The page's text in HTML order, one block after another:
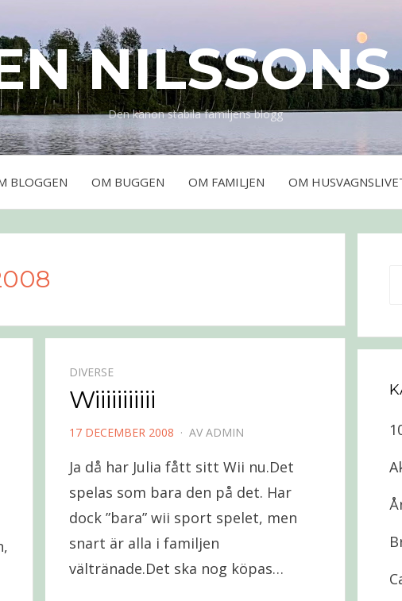
Den kanon stabila familjens blogg
BLOGGEN OM BUGGEN OM FAMILJEN OM
DIVERSE
Wiiiiiiiiiii
PUBLICERAD
17 DECEMBER 2008 AV ADMIN
Ja då har Julia fått sitt Wii nu.Det
spelas som bara den på det. Har
dock ”bara” wii sport spelet, men
snart är alla i familjen
vältränade.Det ska nog köpas…